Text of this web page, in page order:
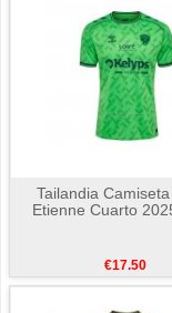
Tailandia
Etienne Cuarto
€17.50